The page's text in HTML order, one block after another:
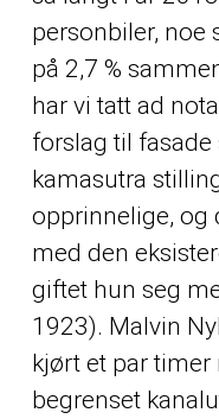
personbiler, noe
på 2,7 %
har vi tatt ad
forslag til
kamasutra
opprinnelige, og
med den
giftet hun seg
1923). Malvin
kjørt et par
begrenset